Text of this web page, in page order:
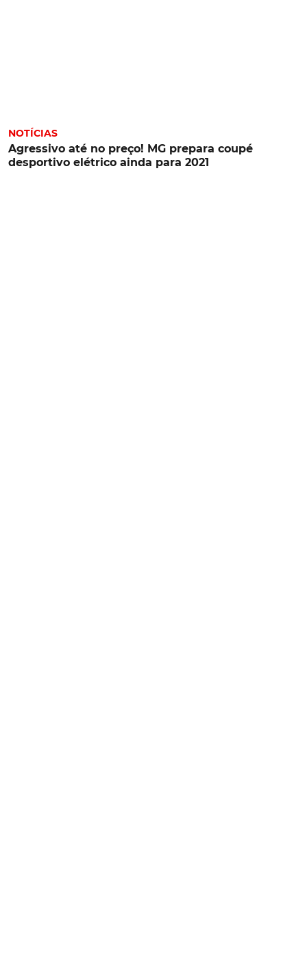
NOTÍCIAS
Agressivo até no preço! MG prepara coupé
desportivo elétrico ainda para 2021